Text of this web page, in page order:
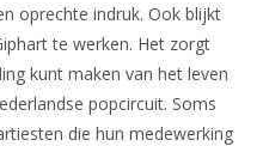
oprechte indruk. Ook blijkt
te werken. Het zorgt
kunt maken van het leven
popcircuit. Soms
die hun medewerking